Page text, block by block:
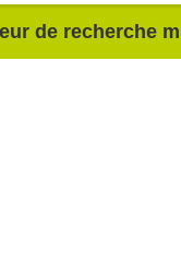
de recherche